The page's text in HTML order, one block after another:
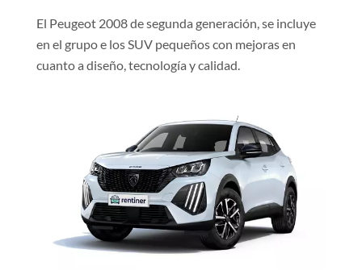
El Peugeot 2008 de segunda generación, se incluye
en el grupo e los SUV pequeños con mejoras en
cuanto a diseño, tecnología y calidad.